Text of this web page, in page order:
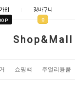
입
P
장바구니
0
Shop&Mall
쇼핑백 주얼리용품